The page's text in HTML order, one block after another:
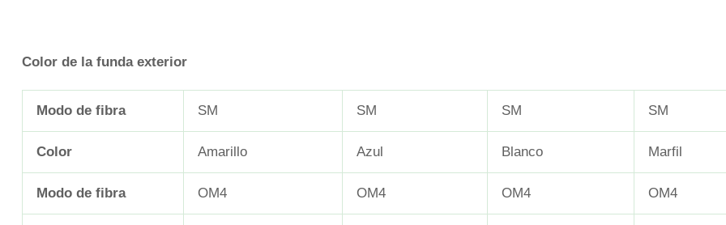
Color de la funda exterior
Modo de fibra SM SM SM SM
Color Amarillo Azul Blanco Marfil
Modo de fibra OM4 OM4 OM4 OM4